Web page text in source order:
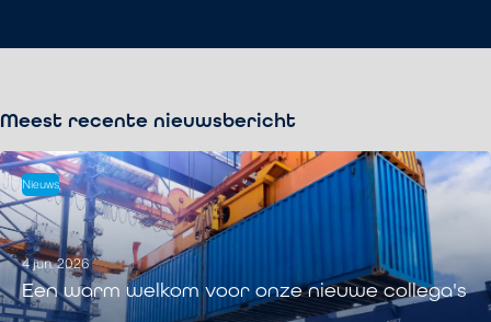
Meest recente nieuwsbericht
Nieuws
4 jun. 2026
Een warm welkom voor onze nieuwe collega's